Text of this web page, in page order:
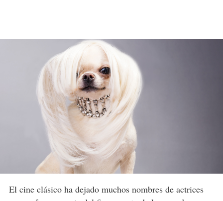
El cine clásico ha dejado muchos nombres de actrices